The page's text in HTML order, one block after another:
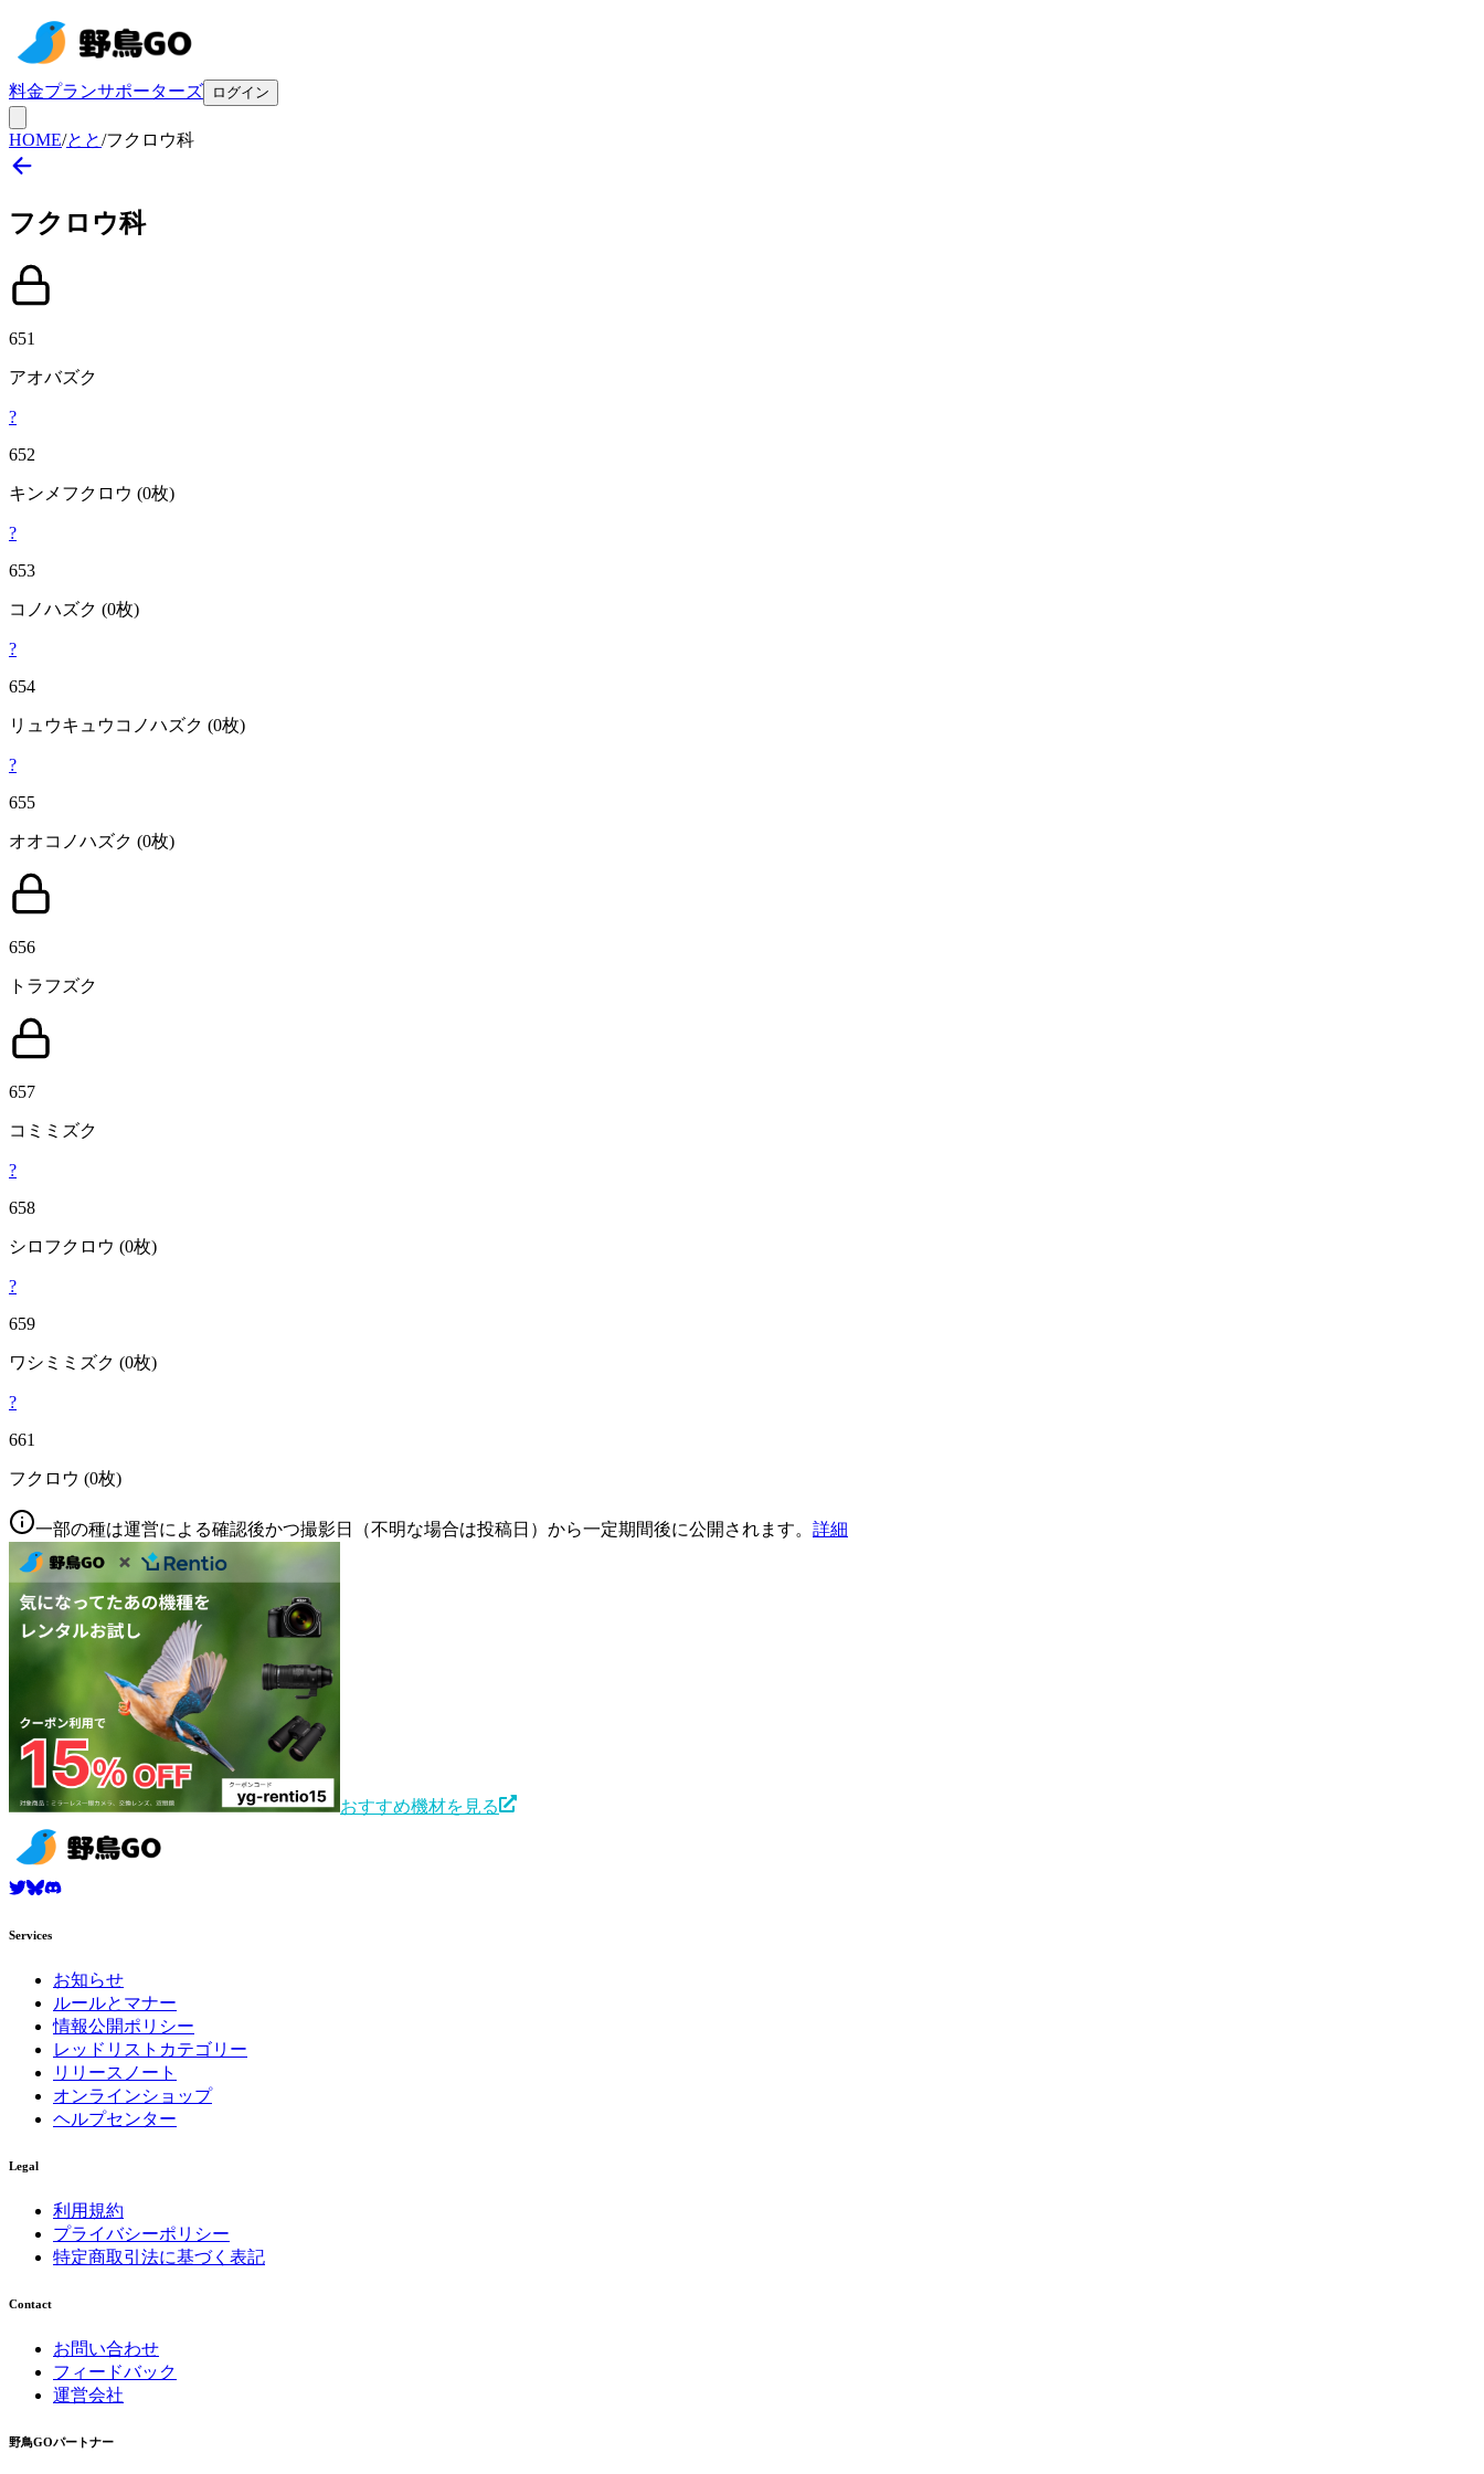
料金プランサポーターズ ログイン
HOME/とと/フクロウ科
フクロウ科
651
アオバズク
?
652
キンメフクロウ (0枚)
?
653
コノハズク (0枚)
?
654
リュウキュウコノハズク (0枚)
?
655
オオコノハズク (0枚)
656
トラフズク
657
コミミズク
?
658
シロフクロウ (0枚)
?
659
ワシミミズク (0枚)
?
661
フクロウ (0枚)
一部の種は運営による確認後かつ撮影日（不明な場合は投稿日）から一定期間後に公開されます。 詳細
おすすめ機材を見る
Services
お知らせ
ルールとマナー
情報公開ポリシー
レッドリストカテゴリー
リリースノート
オンラインショップ
ヘルプセンター
Legal
利用規約
プライバシーポリシー
特定商取引法に基づく表記
Contact
お問い合わせ
フィードバック
運営会社
野鳥GOパートナー